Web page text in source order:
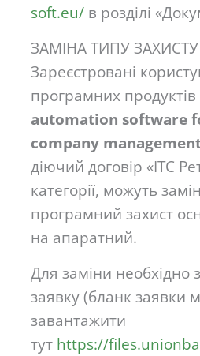
soft.eu/ в розділі
ЗАМІНА ТИПУ ЗАХИСТУ
Зареєстровані
програмних продуктів
automation software
сompany
діючий договір «ІТС
категорії, можуть
програмний захист
на апаратний.
Для заміни необхідно
заявку (бланк заявки
завантажити
тут https://